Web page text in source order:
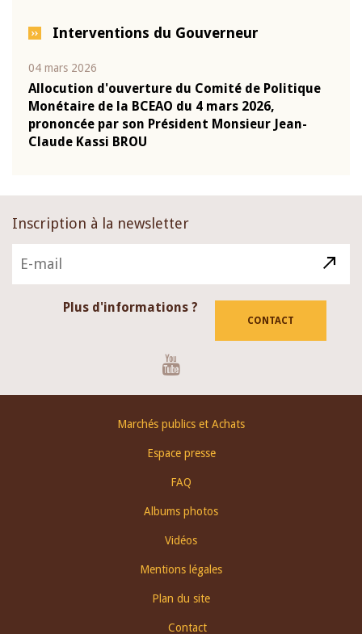
Interventions du Gouverneur
04 mars 2026
Allocution d'ouverture du Comité de Politique
Monétaire de la BCEAO du 4 mars 2026,
prononcée par son Président Monsieur Jean-
Claude Kassi BROU
Inscription à la newsletter
Plus d'informations ?
CONTACT
Marchés publics et Achats
Espace presse
FAQ
Albums photos
Vidéos
Mentions légales
Plan du site
Contact